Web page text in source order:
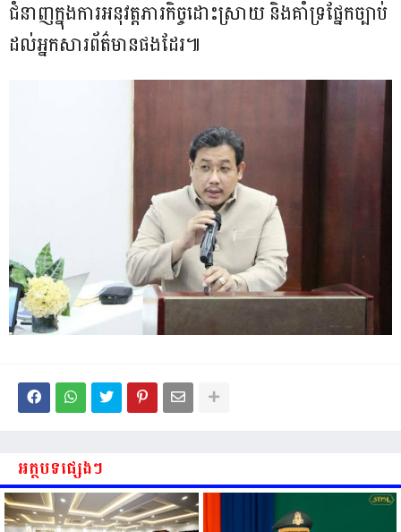
ជំនាញក្នុងការអនុវត្តភារកិច្ចដោះស្រាយ និងគាំទ្រផ្នែកច្បាប់
ដល់អ្នកសារព័ត៌មានផងដែរ៕
អត្ថបទផ្សេងៗ